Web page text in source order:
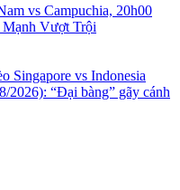
vs Campuchia, 20h00
Vượt Trội
Singapore vs Indonesia
2026): “Đại bàng” gãy cánh